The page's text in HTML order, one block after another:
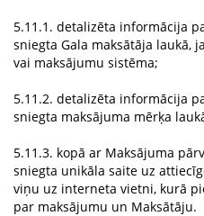
5.11.1. detalizēta informācija
sniegta Gala maksātāja laukā,
vai maksājumu sistēma;
5.11.2. detalizēta informācija
sniegta maksājuma mērķa
5.11.3. kopā ar Maksājuma
sniegta unikāla saite uz
viņu uz interneta vietni, kurā
par maksājumu un Maksātāju.